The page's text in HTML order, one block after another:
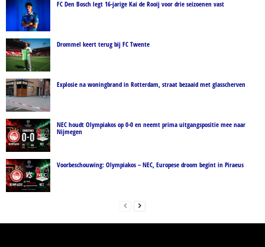
FC Den Bosch legt 16-jarige Kai de Rooij voor drie seizoenen vast
Drommel keert terug bij FC Twente
Explosie na woningbrand in Rotterdam, straat bezaaid met glasscherven
NEC houdt Olympiakos op 0-0 en neemt prima uitgangspositie mee naar
Nijmegen
Voorbeschouwing: Olympiakos – NEC, Europese droom begint in Piraeus